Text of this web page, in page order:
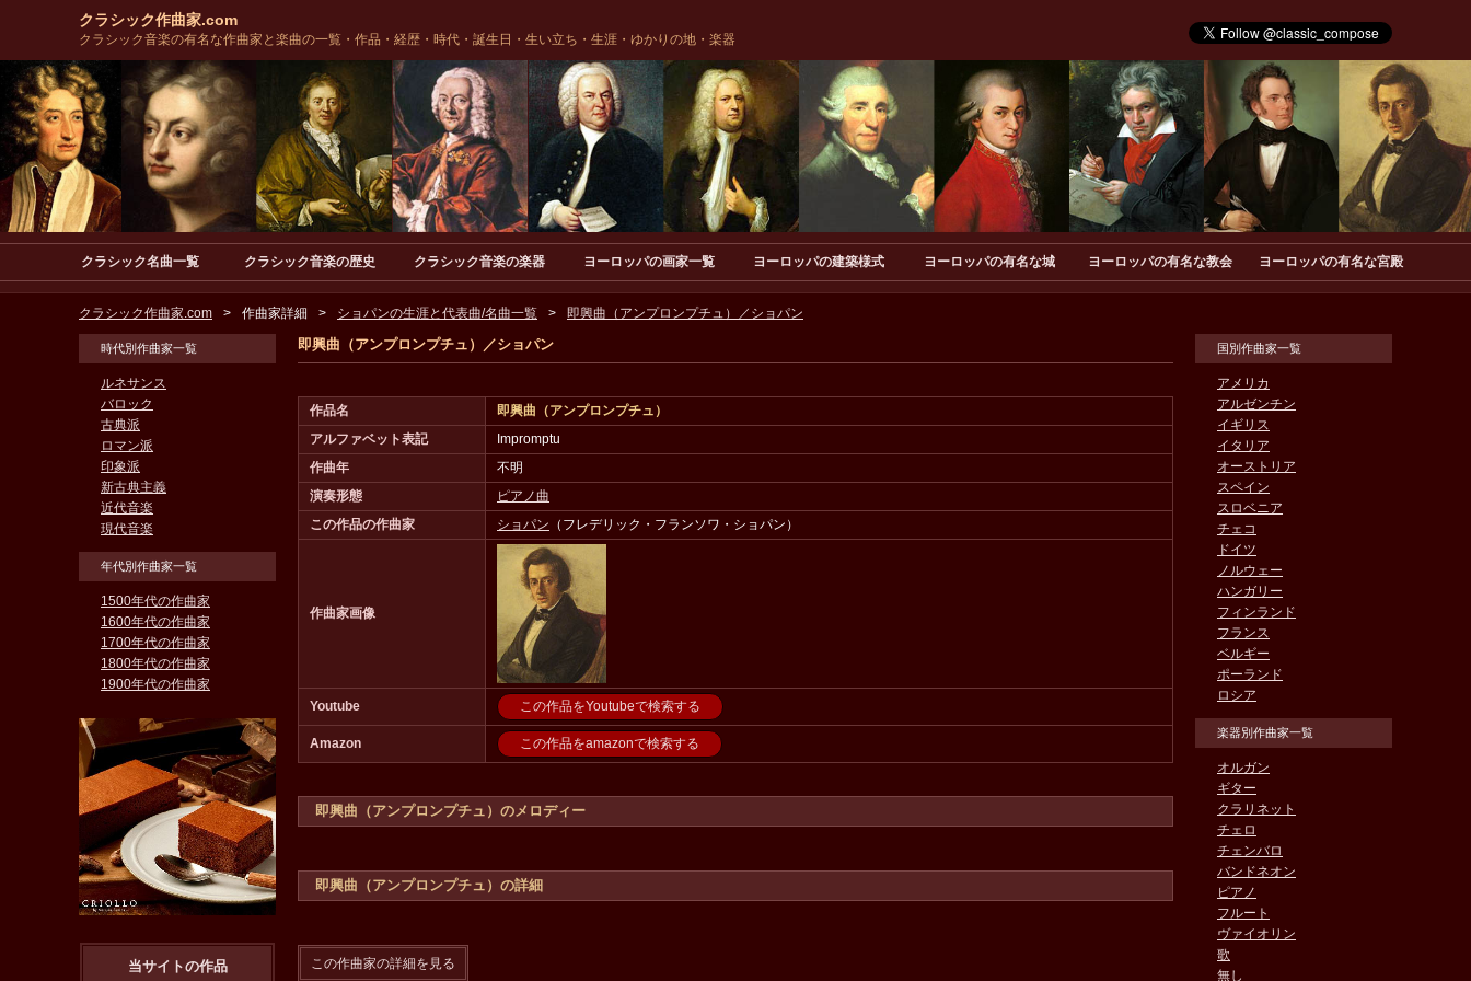
クラシック作曲家.com
クラシック音楽の有名な作曲家と楽曲の一覧・作品・経歴・時代・誕生日・生い立ち・生涯・ゆかりの地・楽器
クラシック名曲一覧 クラシック音楽の歴史 クラシック音楽の楽器 ヨーロッパの画家一覧 ヨーロッパの建築様式 ヨーロッパの有名な城 ヨーロッパの有名な教会 ヨーロッパの有名な宮殿
クラシック作曲家.com 作曲家詳細 ショパンの生涯と代表曲/名曲一覧 即興曲（アンプロンプチュ）／ショパン
即興曲（アンプロンプチュ）／ショパン
作品名
即興曲（アンプロンプチュ）
アルファベット表記
Impromptu
作曲年
不明
演奏形態
ピアノ曲
この作品の作曲家
ショパン （フレデリック・フランソワ・ショパン）
作曲家画像
Youtube この作品をYoutubeで検索する
Amazon この作品をamazonで検索する
即興曲（アンプロンプチュ）のメロディー
即興曲（アンプロンプチュ）の詳細
この作曲家の詳細を見る
時代別作曲家一覧
ルネサンス
バロック
古典派
ロマン派
印象派
新古典主義
近代音楽
現代音楽
年代別作曲家一覧
1500年代の作曲家
1600年代の作曲家
1700年代の作曲家
1800年代の作曲家
1900年代の作曲家
当サイトの作品
国別作曲家一覧
アメリカ
アルゼンチン
イギリス
イタリア
オーストリア
スペイン
スロベニア
チェコ
ドイツ
ノルウェー
ハンガリー
フィンランド
フランス
ベルギー
ポーランド
ロシア
楽器別作曲家一覧
オルガン
ギター
クラリネット
チェロ
チェンバロ
バンドネオン
ピアノ
フルート
ヴァイオリン
歌
無し